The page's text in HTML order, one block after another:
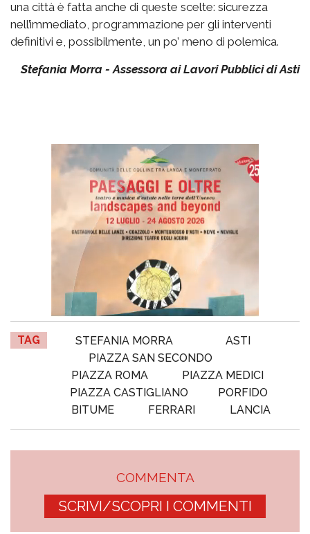
una città è fatta anche di queste scelte: sicurezza
nell’immediato, programmazione per gli interventi
definitivi e, possibilmente, un po’ meno di polemica.
Stefania Morra - Assessora ai Lavori Pubblici di Asti
TAG STEFANIA MORRA
ASTI
PIAZZA SAN SECONDO
PIAZZA ROMA
PIAZZA MEDICI
PIAZZA CASTIGLIANO
PORFIDO
BITUME
FERRARI LANCIA
COMMENTA
SCRIVI/SCOPRI I COMMENTI